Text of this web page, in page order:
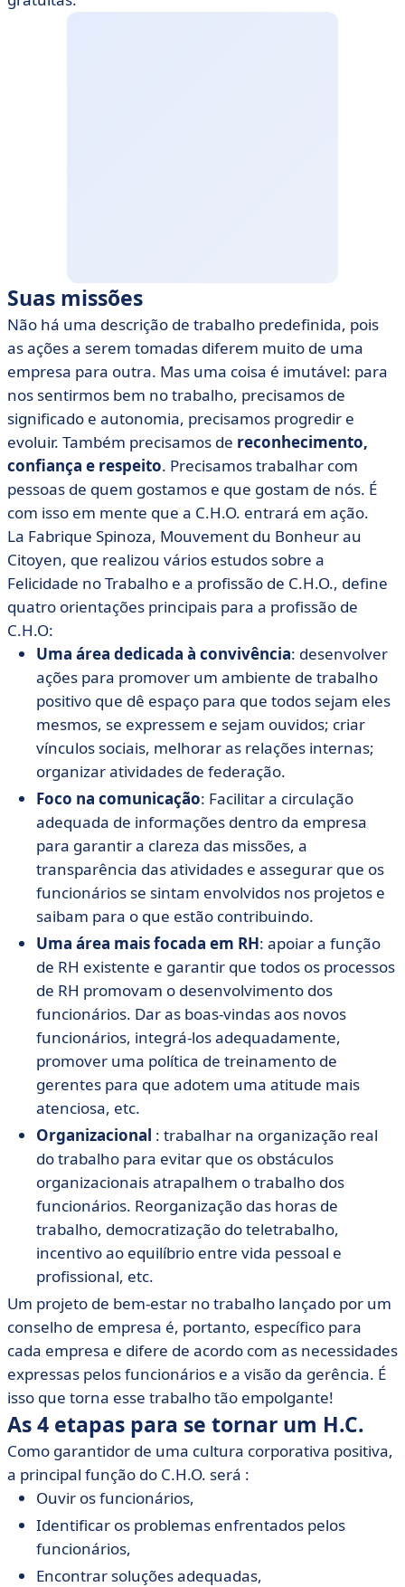
Suas missões
Não há uma descrição de trabalho predefinida, pois
as ações a serem tomadas diferem muito de uma
empresa para outra. Mas uma coisa é imutável: para
nos sentirmos bem no trabalho, precisamos de
significado e autonomia, precisamos progredir e
evoluir. Também precisamos de reconhecimento,
confiança e respeito. Precisamos trabalhar com
pessoas de quem gostamos e que gostam de nós. É
com isso em mente que a C.H.O. entrará em ação.
La Fabrique Spinoza, Mouvement du Bonheur au
Citoyen, que realizou vários estudos sobre a
Felicidade no Trabalho e a profissão de C.H.O., define
quatro orientações principais para a profissão de
C.H.O:
Uma área dedicada à convivência: desenvolver
ações para promover um ambiente de trabalho
positivo que dê espaço para que todos sejam eles
mesmos, se expressem e sejam ouvidos; criar
vínculos sociais, melhorar as relações internas;
organizar atividades de federação.
Foco na comunicação: Facilitar a circulação
adequada de informações dentro da empresa
para garantir a clareza das missões, a
transparência das atividades e assegurar que os
funcionários se sintam envolvidos nos projetos e
saibam para o que estão contribuindo.
Uma área mais focada em RH: apoiar a função
de RH existente e garantir que todos os processos
de RH promovam o desenvolvimento dos
funcionários. Dar as boas-vindas aos novos
funcionários, integrá-los adequadamente,
promover uma política de treinamento de
gerentes para que adotem uma atitude mais
atenciosa, etc.
Organizacional : trabalhar na organização real
do trabalho para evitar que os obstáculos
organizacionais atrapalhem o trabalho dos
funcionários. Reorganização das horas de
trabalho, democratização do teletrabalho,
incentivo ao equilíbrio entre vida pessoal e
profissional, etc.
Um projeto de bem-estar no trabalho lançado por um
conselho de empresa é, portanto, específico para
cada empresa e difere de acordo com as necessidades
expressas pelos funcionários e a visão da gerência. É
isso que torna esse trabalho tão empolgante!
As 4 etapas para se tornar um H.C.
Como garantidor de uma cultura corporativa positiva,
a principal função do C.H.O. será :
Ouvir os funcionários,
Identificar os problemas enfrentados pelos
funcionários,
Encontrar soluções adequadas,